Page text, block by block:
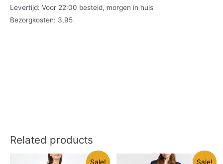
Levertijd: Voor 22:00 besteld, morgen in huis
Bezorgkosten: 3,95
Related products
Sale! Sale!